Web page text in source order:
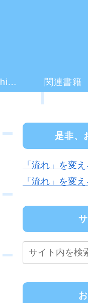
コーチング(coaching)とは？ 関連書籍
是非、
「流れ」を変
「流れ」を変